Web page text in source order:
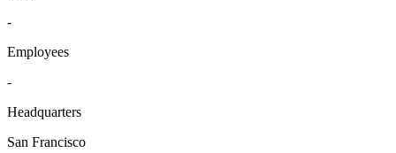
-
Employees
-
Headquarters
San Francisco